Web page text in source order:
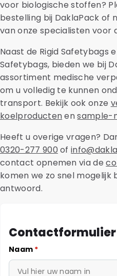
voor biologische stoffen?
bestelling bij DaklaPack
van onze specialisten voor
Naast de Rigid Safetybags
Safetybags, bieden we bij
assortiment medische
om u volledig te kunnen
transport. Bekijk ook onze
koelproductenensample-
Heeft u overige vragen?
0320-277 900 of
contact opnemen via de
komen we zo snel mogelijk
antwoord.
Contactformulier
Naam *